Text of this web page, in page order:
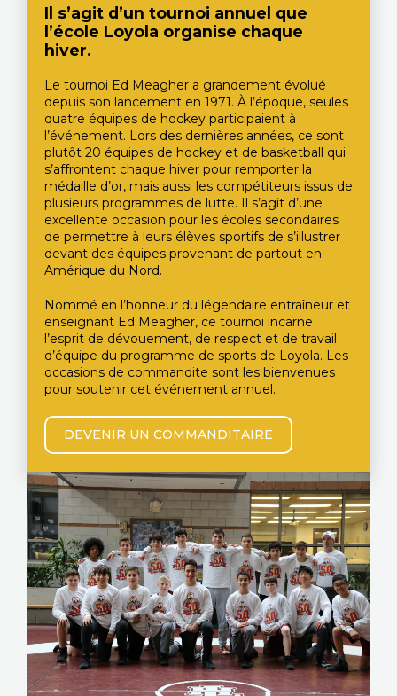
Il s’agit d’un tournoi annuel que
l’école Loyola organise chaque
hiver.
Le tournoi Ed Meagher a grandement évolué
depuis son lancement en 1971. À l’époque, seules
quatre équipes de hockey participaient à
l’événement. Lors des dernières années, ce sont
plutôt 20 équipes de hockey et de basketball qui
s’affrontent chaque hiver pour remporter la
médaille d’or, mais aussi les compétiteurs issus de
plusieurs programmes de lutte. Il s’agit d’une
excellente occasion pour les écoles secondaires
de permettre à leurs élèves sportifs de s’illustrer
devant des équipes provenant de partout en
Amérique du Nord.
Nommé en l’honneur du légendaire entraîneur et
enseignant Ed Meagher, ce tournoi incarne
l’esprit de dévouement, de respect et de travail
d’équipe du programme de sports de Loyola. Les
occasions de commandite sont les bienvenues
pour soutenir cet événement annuel.
DEVENIR UN COMMANDITAIRE